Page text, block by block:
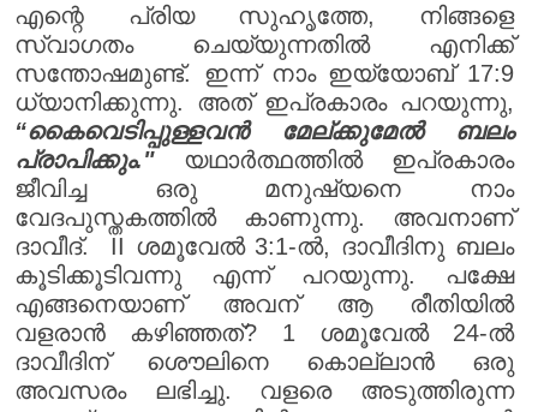
എന്റെ പ്രിയ സുഹൃത്തേ, നിങ്ങളെ
സ്വാഗതം ചെയ്യുന്നതിൽ എനിക്ക്
സന്തോഷമുണ്ട്. ഇന്ന് നാം ഇയ്യോബ് 17:9
ധ്യാനിക്കുന്നു. അത് ഇപ്രകാരം പറയുന്നു,
“കൈവെടിപ്പുള്ളവൻ മേല്ക്കുമേൽ ബലം
പ്രാപിക്കും."യഥാർത്ഥത്തിൽ ഇപ്രകാരം
ജീവിച്ച ഒരു മനുഷ്യനെ നാം
വേദപുസ്തകത്തിൽ കാണുന്നു. അവനാണ്
ദാവീദ്. II ശമൂവേൽ 3:1-ൽ, ദാവീദിനു ബലം
കൂടിക്കൂടിവന്നു എന്ന് പറയുന്നു. പക്ഷേ
എങ്ങനെയാണ് അവന് ആ രീതിയിൽ
വളരാൻ കഴിഞ്ഞത്? 1 ശമൂവേൽ 24-ൽ
ദാവീദിന് ശൌലിനെ കൊല്ലാൻ ഒരു
അവസരം ലഭിച്ചു. വളരെ അടുത്തിരുന്ന